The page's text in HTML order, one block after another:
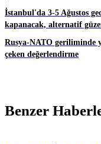
İstanbul'da 3-5 Ağustos
kapanacak, alternatif
Rusya-NATO
çeken değerlendirme
Benzer